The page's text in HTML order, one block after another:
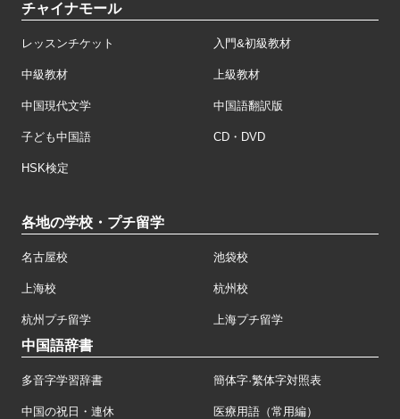
チャイナモール
レッスンチケット 入門&初級教材
中級教材 上級教材
中国現代文学 中国語翻訳版
子ども中国語 CD・DVD
HSK検定
各地の学校・プチ留学
名古屋校 池袋校
上海校 杭州校
杭州プチ留学 上海プチ留学
中国語辞書
多音字学習辞書 簡体字·繁体字対照表
中国の祝日・連休 医療用語（常用編）